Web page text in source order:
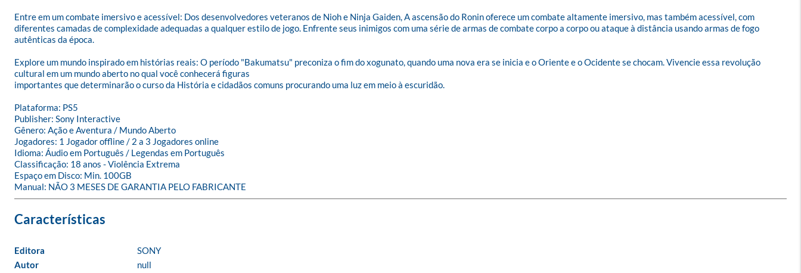
Entre em um combate imersivo e acessível: Dos desenvolvedores veteranos de Nioh e Ninja Gaiden, A ascensão do Ronin oferece um combate altamente imersivo, mas também acessível, com
diferentes camadas de complexidade adequadas a qualquer estilo de jogo. Enfrente seus inimigos com uma série de armas de combate corpo a corpo ou ataque à distância usando armas de fogo
autênticas da época.
Explore um mundo inspirado em histórias reais: O período "Bakumatsu" preconiza o fim do xogunato, quando uma nova era se inicia e o Oriente e o Ocidente se chocam. Vivencie essa revolução
cultural em um mundo aberto no qual você conhecerá figuras
importantes que determinarão o curso da História e cidadãos comuns procurando uma luz em meio à escuridão.
Plataforma: PS5
Publisher: Sony Interactive
Gênero: Ação e Aventura / Mundo Aberto
Jogadores: 1 Jogador offline / 2 a 3 Jogadores online
Idioma: Áudio em Português / Legendas em Português
Classificação: 18 anos - Violência Extrema
Espaço em Disco: Min. 100GB
Manual: NÃO 3 MESES DE GARANTIA PELO FABRICANTE
Editora
SONY
Autor
null